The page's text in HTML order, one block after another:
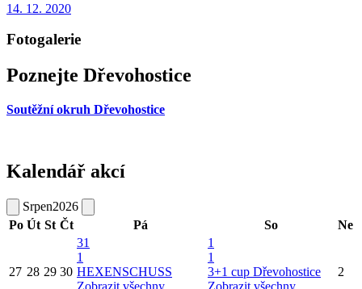
14. 12. 2020
Fotogalerie
Poznejte Dřevohostice
Soutěžní okruh Dřevohostice
Kalendář akcí
Srpen2026
Po Út St Čt Pá So Ne
27 28 29 30
31
1
HEXENSCHUSS
Zobrazit všechny
1
1
3+1 cup Dřevohostice
Zobrazit všechny
2